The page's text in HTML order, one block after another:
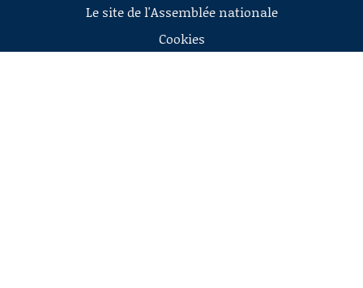
Le site de l'Assemblée nationale
Cookies